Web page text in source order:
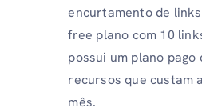
encurtamento de
free plano com 10
possui um plano pago
recursos que custam
mês.